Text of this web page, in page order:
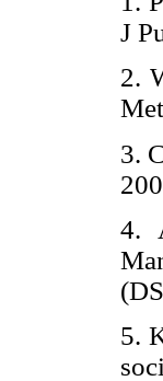
J
2.
3.
4.
5.